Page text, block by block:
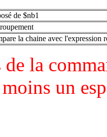
de $nb1
la chaine avec l'expression
de la
moins un